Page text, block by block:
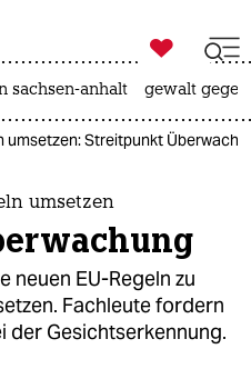
ich

taz zahl ich
sachsen-anhalt gewalt
umsetzen: Streitpunkt
umsetzen
neuen EU-Regeln zu
Fachleute fordern
der Gesichtserkennung.